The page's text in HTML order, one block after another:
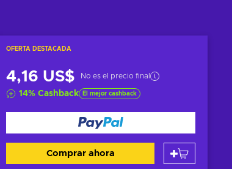
OFERTA DESTACADA
4,16 US$ No es el precio final
14% Cashback El mejor cashback
Comprar ahora